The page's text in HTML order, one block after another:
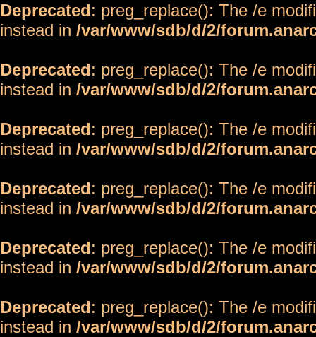
Deprecated: preg_replace(): The /e
instead in /var/www/sdb/d/2/
Deprecated: preg_replace(): The /e
instead in /var/www/sdb/d/2/
Deprecated: preg_replace(): The /e
instead in /var/www/sdb/d/2/
Deprecated: preg_replace(): The /e
instead in /var/www/sdb/d/2/
Deprecated: preg_replace(): The /e
instead in /var/www/sdb/d/2/
Deprecated: preg_replace(): The /e
instead in /var/www/sdb/d/2/